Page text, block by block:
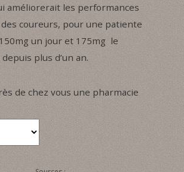
améliorerait les performances
coureurs, pour une patiente
un jour et 175mg le
plus d’un an.
de chez vous une pharmacie